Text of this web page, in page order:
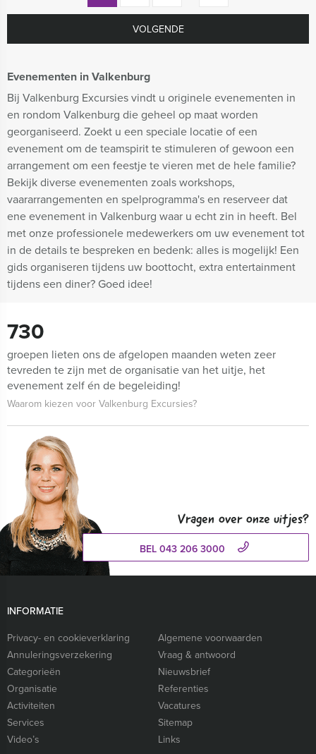
Evenementen in Valkenburg
Bij Valkenburg Excursies vindt u originele evenementen in
en rondom Valkenburg die geheel op maat worden
georganiseerd. Zoekt u een speciale locatie of een
evenement om de teamspirit te stimuleren of gewoon een
arrangement om een feestje te vieren met de hele familie?
Bekijk diverse evenementen zoals workshops,
vaararrangementen en spelprogramma's en reserveer dat
ene evenement in Valkenburg waar u echt zin in heeft. Bel
met onze professionele medewerkers om uw evenement tot
in de details te bespreken en bedenk: alles is mogelijk! Een
gids organiseren tijdens uw boottocht, extra entertainment
tijdens een diner? Goed idee!
VOLGENDE
730
groepen lieten ons de afgelopen maanden weten zeer
tevreden te zijn met de organisatie van het uitje, het
evenement zelf én de begeleiding!
Waarom kiezen voor Valkenburg Excursies?
Vragen over onze uitjes?
BEL 043 206 3000
INFORMATIE
Privacy- en cookieverklaring
Algemene voorwaarden
Annuleringsverzekering
Vraag & antwoord
Categorieën
Nieuwsbrief
Organisatie
Referenties
Activiteiten
Vacatures
Services
Sitemap
Video’s
Links